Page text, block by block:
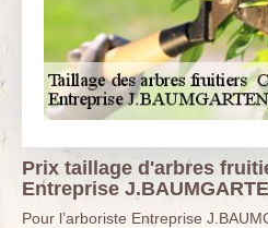
Prix taillage d'arbres
Entreprise
Pour l’arboriste Entreprise